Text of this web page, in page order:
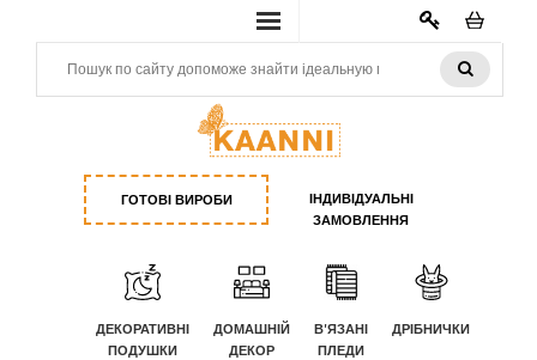
КАБИНЕТ
ГОТОВІ ВИРОБИ
ІНДИВІДУАЛЬНІ
ЗАМОВЛЕННЯ
ДЕКОРАТИВНІ
ПОДУШКИ
ДОМАШНІЙ
ДЕКОР
В'ЯЗАНІ
ПЛЕДИ
ДРІБНИЧКИ